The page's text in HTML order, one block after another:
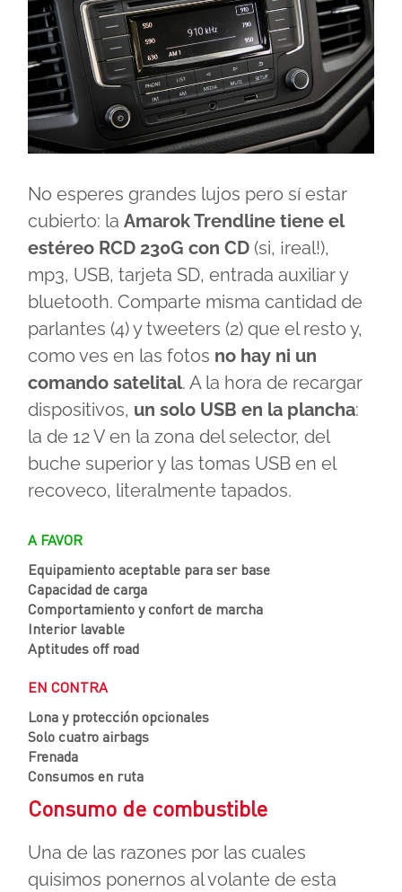
No esperes grandes lujos pero sí estar
cubierto: la Amarok Trendline tiene el
estéreo RCD 230G con CD (si, ¡real!),
mp3, USB, tarjeta SD, entrada auxiliar y
bluetooth. Comparte misma cantidad de
parlantes (4) y tweeters (2) que el resto y,
como ves en las fotos no hay ni un
comando satelital. A la hora de recargar
dispositivos, un solo USB en la plancha:
la de 12 V en la zona del selector, del
buche superior y las tomas USB en el
recoveco, literalmente tapados.
A FAVOR
Equipamiento aceptable para ser base
Capacidad de carga
Comportamiento y confort de marcha
Interior lavable
Aptitudes off road
EN CONTRA
Lona y protección opcionales
Solo cuatro airbags
Frenada
Consumos en ruta
Consumo de combustible
Una de las razones por las cuales
quisimos ponernos al volante de esta